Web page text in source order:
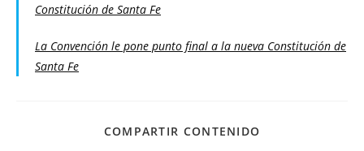
Constitución de Santa Fe
La Convención le pone punto final a la nueva Constitución de
Santa Fe
COMPARTIR CONTENIDO